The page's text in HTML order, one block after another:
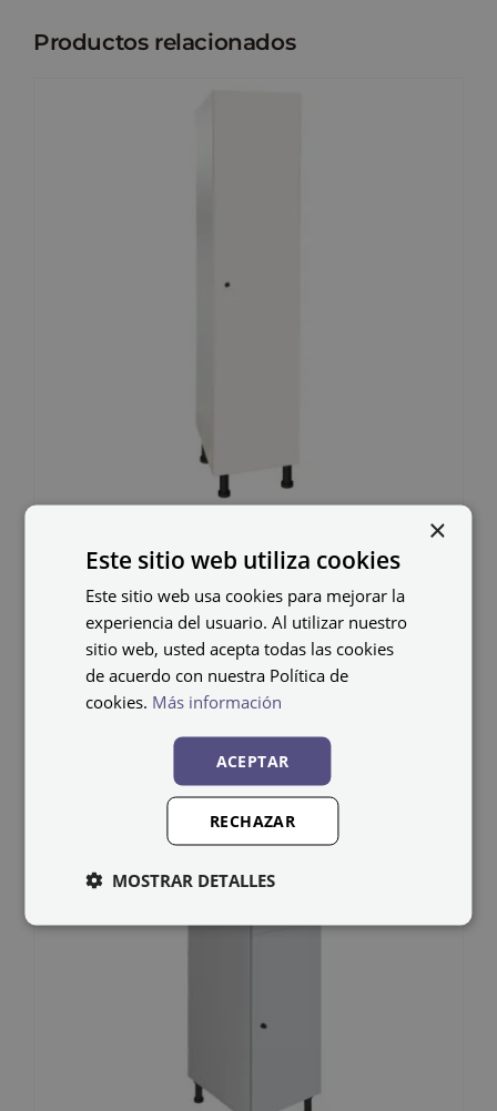
Productos relacionados
Taquilla melamina
MHV-40/1
171,80€ IVA no incluido
×
Este sitio web utiliza cookies
Este sitio web usa cookies para mejorar la
experiencia del usuario. Al utilizar nuestro
sitio web, usted acepta todas las cookies
de acuerdo con nuestra Política de
cookies. Más información
ACEPTAR
RECHAZAR
MOSTRAR DETALLES